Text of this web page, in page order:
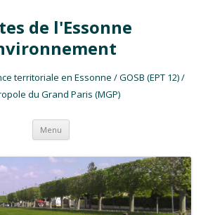
de l'Essonne
territoriale en Essonne / GOSB (EPT 12) /
du Grand Paris (MGP)
Menu Aller au contenu